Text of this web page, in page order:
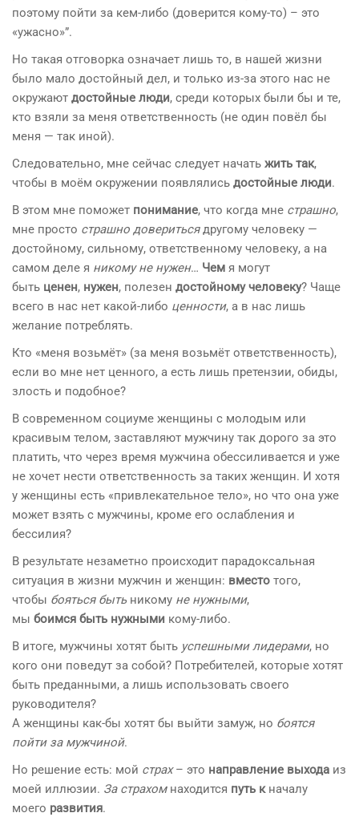
поэтому пойти за кем-либо (доверится кому-то) – это
«ужасно»”.
Но такая отговорка означает лишь то, в нашей жизни
было мало достойный дел, и только из-за этого нас не
окружают достойные люди, среди которых были бы и те,
кто взяли за меня ответственность (не один повёл бы
меня — так иной).
Следовательно, мне сейчас следует начать жить так,
чтобы в моём окружении появлялись достойные люди.
В этом мне поможет понимание, что когда мне страшно,
мне просто страшно доверитьсядругому человеку —
достойному, сильному, ответственному человеку, а на
самом деле я никому не нужен… Чем я могут
быть ценен, нужен, полезен достойному человеку? Чаще
всего в нас нет какой-либо ценности, а в нас лишь
желание потреблять.
Кто «меня возьмёт» (за меня возьмёт ответственность),
если во мне нет ценного, а есть лишь претензии, обиды,
злость и подобное?
В современном социуме женщины с молодым или
красивым телом, заставляют мужчину так дорого за это
платить, что через время мужчина обессиливается и уже
не хочет нести ответственность за таких женщин. И хотя
у женщины есть «привлекательное тело», но что она уже
может взять с мужчины, кроме его ослабления и
бессилия?
В результате незаметно происходит парадоксальная
ситуация в жизни мужчин и женщин: вместо того,
чтобы бояться бытьникому не нужными,
мы боимся быть нужными кому-либо.
В итоге, мужчины хотят быть успешными лидерами, но
кого они поведут за собой? Потребителей, которые хотят
быть преданными, а лишь использовать своего
руководителя?
А женщины как-бы хотят бы выйти замуж, но боятся
пойти за мужчиной.
Но решение есть: мой страх– это направление выхода из
моей иллюзии. За страхомнаходится путь кначалу
моего развития.